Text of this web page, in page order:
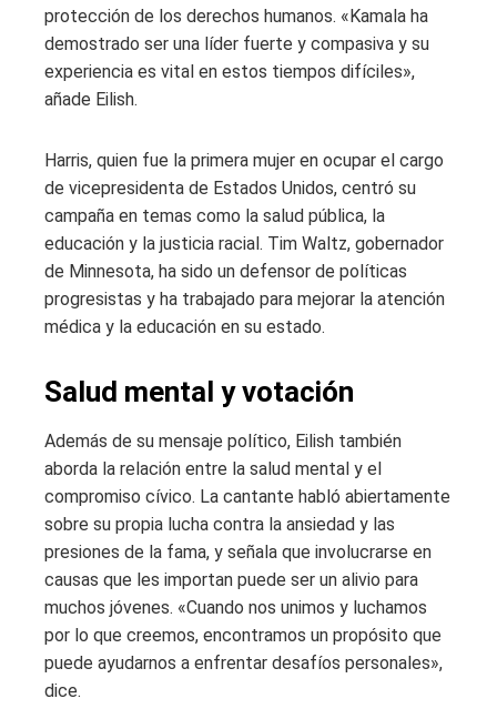
protección de los derechos humanos. «Kamala ha
demostrado ser una líder fuerte y compasiva y su
experiencia es vital en estos tiempos difíciles»,
añade Eilish.
Harris, quien fue la primera mujer en ocupar el cargo
de vicepresidenta de Estados Unidos, centró su
campaña en temas como la salud pública, la
educación y la justicia racial. Tim Waltz, gobernador
de Minnesota, ha sido un defensor de políticas
progresistas y ha trabajado para mejorar la atención
médica y la educación en su estado.
Salud mental y votación
Además de su mensaje político, Eilish también
aborda la relación entre la salud mental y el
compromiso cívico. La cantante habló abiertamente
sobre su propia lucha contra la ansiedad y las
presiones de la fama, y ​​señala que involucrarse en
causas que les importan puede ser un alivio para
muchos jóvenes. «Cuando nos unimos y luchamos
por lo que creemos, encontramos un propósito que
puede ayudarnos a enfrentar desafíos personales»,
dice.